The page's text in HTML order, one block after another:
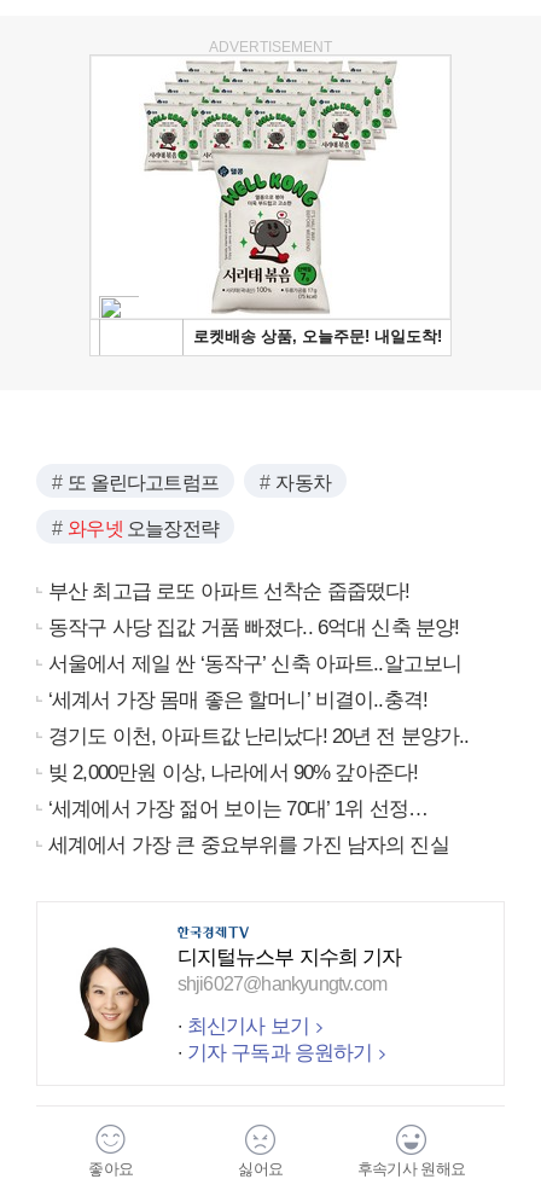
ADVERTISEMENT
또 올린다고트럼프 자동차
와우넷 오늘장전략
부산 최고급 로또 아파트 선착순 줍줍떴다!
동작구 사당 집값 거품 빠졌다.. 6억대 신축 분양!
서울에서 제일 싼 ‘동작구’ 신축 아파트..알고보니
‘세계서 가장 몸매 좋은 할머니’ 비결이..충격!
경기도 이천, 아파트값 난리났다! 20년 전 분양가..
빚 2,000만원 이상, 나라에서 90% 갚아준다!
‘세계에서 가장 젊어 보이는 70대’ 1위 선정…
세계에서 가장 큰 중요부위를 가진 남자의 진실
디지털뉴스부 지수희 기자
shji6027@hankyungtv.com
최신기사 보기
기자 구독과 응원하기
좋아요
싫어요
후속기사 원해요